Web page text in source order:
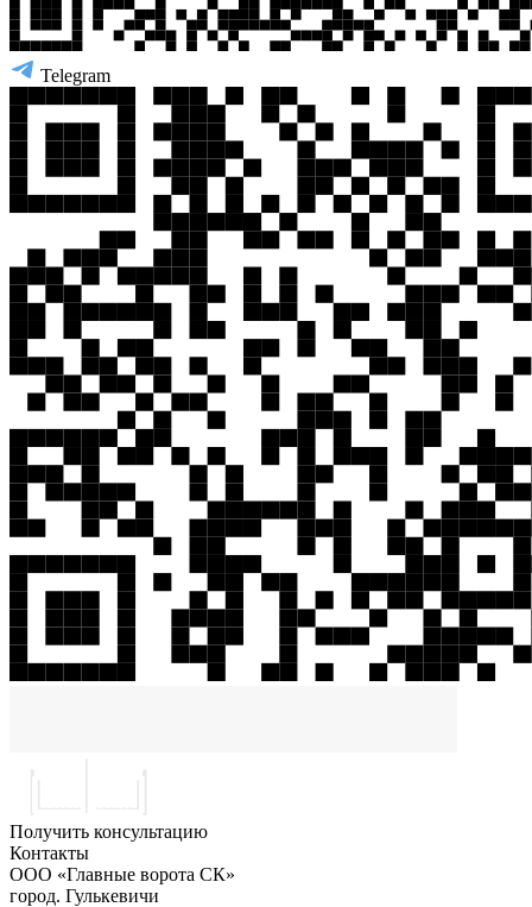
Telegram
Получить консультацию
Контакты
ООО «Главные ворота СК»
город. Гулькевичи